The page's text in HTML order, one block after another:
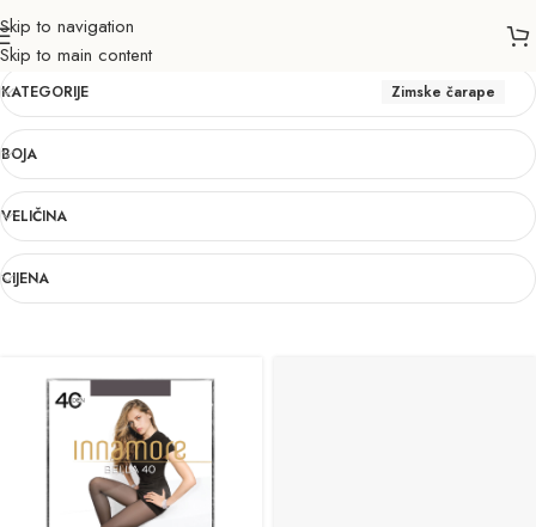
Skip to navigation
Skip to main content
Zimske čarape
KATEGORIJE Zimske čarape
BOJA
VELIČINA
CIJENA